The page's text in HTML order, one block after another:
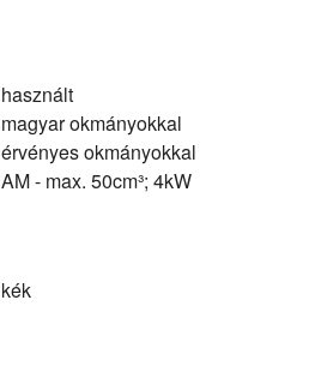
használt
magyar okmányokkal
érvényes okmányokkal
AM - max. 50cm³; 4kW
kék